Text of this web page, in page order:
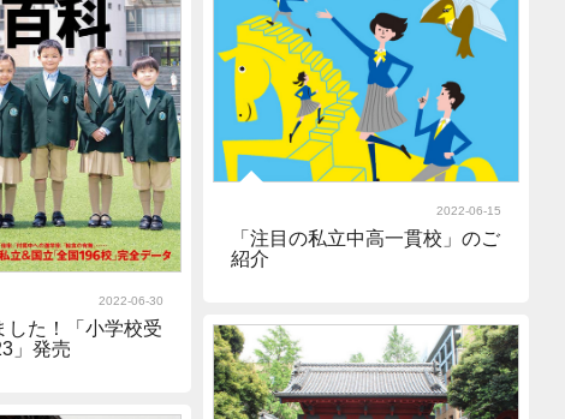
2022-06-30
した！「小学校受
」発売
2022-06-15
「注目の私立中高一貫校」のご
紹介